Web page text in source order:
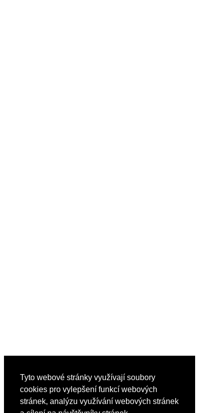
Tyto webové stránky využívají soubory
cookies pro vylepšení funkcí webových
stránek, analýzu využívání webových stránek